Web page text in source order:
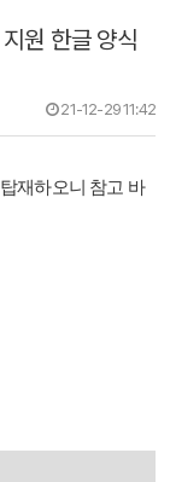
원 한글 양식
21-12-29 11:42
재하오니 참고 바